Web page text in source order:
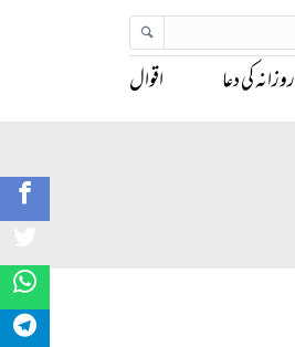
روزانہ کی دعا اقوال